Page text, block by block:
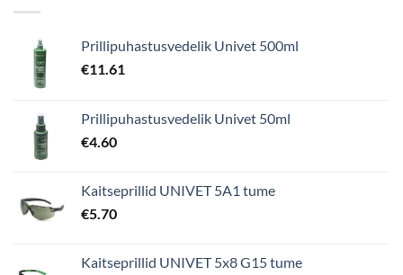
Prillipuhastusvedelik Univet 500ml
€11.61
Prillipuhastusvedelik Univet 50ml
€4.60
Kaitseprillid UNIVET 5A1 tume
€5.70
Kaitseprillid UNIVET 5x8 G15 tume